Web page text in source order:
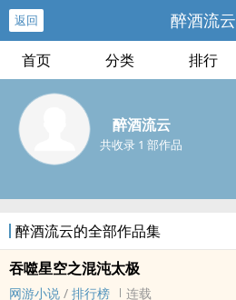
返回 醉酒流云
首页 分类 排行
醉酒流云
共收录 1 部作品
醉酒流云的全部作品集
吞噬星空之混沌太极
网游小说 / 排行榜
连载